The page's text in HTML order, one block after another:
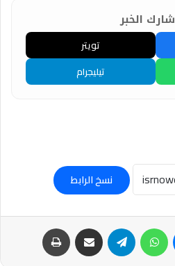
شارك الخبر
تويتر
تيليجرام
نسخ الرابط
ماسنجر واتساب تيلقرام مشاركة عبر البريد